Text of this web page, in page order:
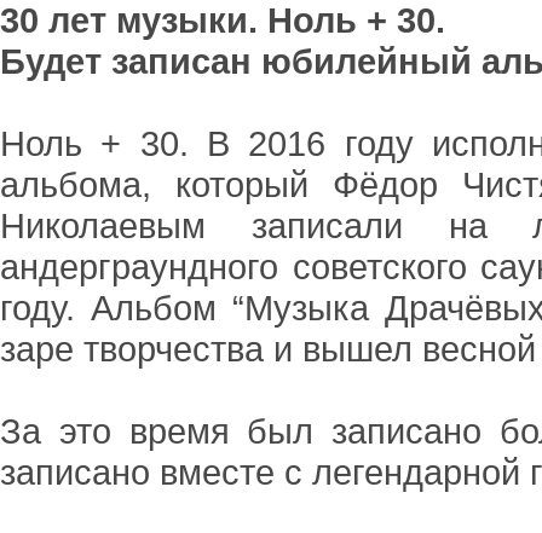
30 лет музыки. Ноль + 30.
Будет записан юбилейный
Ноль + 30. В 2016 году
альбома, который Фёдор
Николаевым записали на
андерграундного советского
году. Альбом “Музыка
заре творчества и вышел
За это время был записано
записано вместе c легендарной